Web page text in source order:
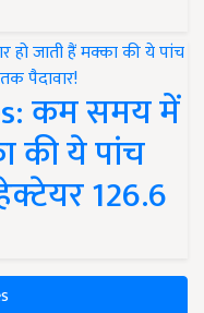
कम समय में
की ये पांच
126.6